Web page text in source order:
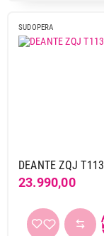
SUDOPERA
DEANTE ZQJ T113
23.990,00